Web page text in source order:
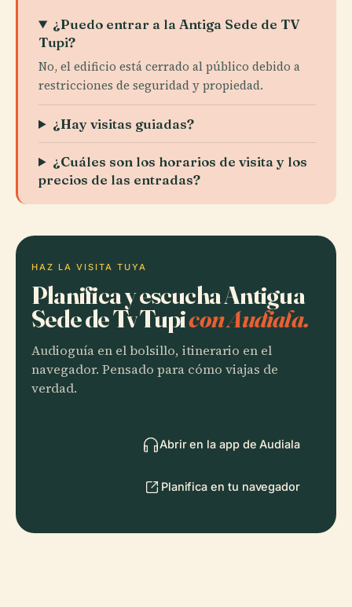
¿Puedo entrar a la Antiga Sede de TV
Tupi?
No, el edificio está cerrado al público debido a
restricciones de seguridad y propiedad.
¿Hay visitas guiadas?
¿Cuáles son los horarios de visita y los
precios de las entradas?
HAZ LA VISITA TUYA
Planifica y escucha Antigua
Sede de Tv Tupicon Audiala.
Audioguía en el bolsillo, itinerario en el
navegador. Pensado para cómo viajas de
verdad.
Abrir en la app de Audiala
Planifica en tu navegador